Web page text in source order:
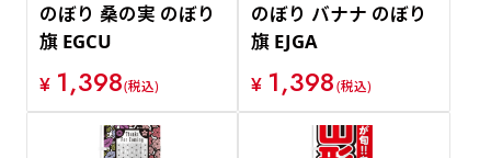
のぼり 桑の実 のぼり
旗 EGCU
¥ 1,398(税込)
のぼり バナナ のぼり
旗 EJGA
¥ 1,398(税込)